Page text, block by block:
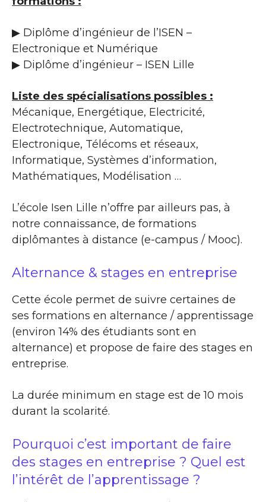
▶ Diplôme d’ingénieur de l’ISEN –
Electronique et Numérique
▶ Diplôme d’ingénieur – ISEN Lille
Liste des spécialisations possibles :
Mécanique, Energétique, Electricité,
Electrotechnique, Automatique,
Electronique, Télécoms et réseaux,
Informatique, Systèmes d’information,
Mathématiques, Modélisation …
L’école Isen Lille n’offre par ailleurs pas, à
notre connaissance, de formations
diplômantes à distance (e-campus / Mooc).
Alternance & stages en entreprise
Cette école permet de suivre certaines de
ses formations en alternance / apprentissage
(environ 14% des étudiants sont en
alternance) et propose de faire des stages en
entreprise.
La durée minimum en stage est de 10 mois
durant la scolarité.
Pourquoi c’est important de faire
des stages en entreprise ? Quel est
l’intérêt de l’apprentissage ?